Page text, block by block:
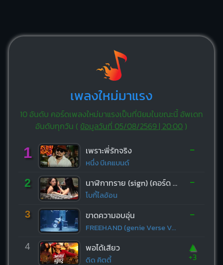
เพลงใหม่มาแรง
10 อันดับ คอร์ดเพลงใหม่มาแรงเป็นที่นิยมในขณะนี้ อัพเดท
อันดับทุกวัน ( ข้อมูลวันที่ 05/08/2569 | 20:00 )
1 เพราะพี่รักจริง
หนึ่ง บีเคแบนด์
-
2 นาฬิกาทราย (sign) (คอร์ด ง่ายๆ)
โบกี้ไลอ้อน
-
3 ขาดความอบอุ่น
FREEHAND (genie Verse Vol.1)
-
4 พอได้เสียว
ดิด คิตตี้
▲
+3